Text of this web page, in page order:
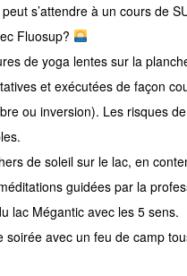
s’attendre à un cours de
Fluosup?
de yoga lentes sur la
et exécutées de façon
ou inversion). Les risques
de soleil sur le lac, en
guidées par la
lac Mégantic avec les 5 sens.
soirée avec un feu de camp